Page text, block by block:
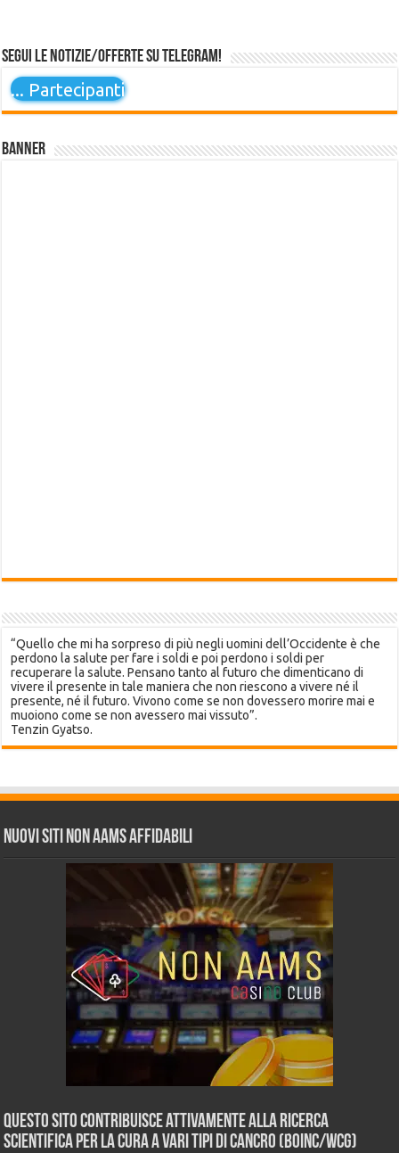
Segui le notizie/offerte su Telegram!
... Partecipanti
Banner
“Quello che mi ha sorpreso di più negli uomini dell’Occidente è che
perdono la salute per fare i soldi e poi perdono i soldi per
recuperare la salute. Pensano tanto al futuro che dimenticano di
vivere il presente in tale maniera che non riescono a vivere né il
presente, né il futuro. Vivono come se non dovessero morire mai e
muoiono come se non avessero mai vissuto”.
Tenzin Gyatso.
Nuovi siti non AAMS affidabili
Questo sito contribuisce attivamente alla ricerca
scientifica per la cura a vari tipi di Cancro (BOINC/WCG)